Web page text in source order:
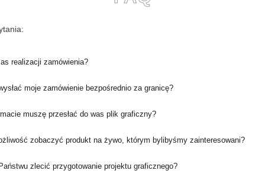
realizacji zamówienia?
moje zamówienie bezpośrednio za granicę?
muszę przesłać do was plik graficzny?
zobaczyć produkt na żywo, którym bylibyśmy zainteresowani?
zlecić przygotowanie projektu graficznego?